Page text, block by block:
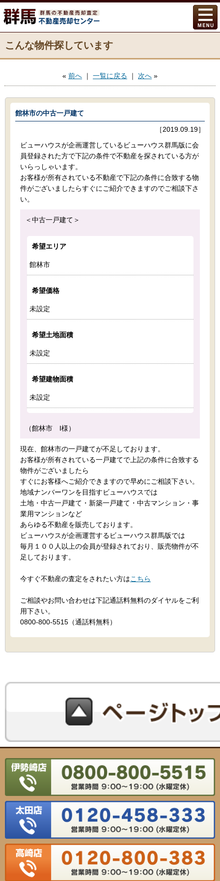
こんな物件探しています
« 前へ ｜ 一覧に戻る ｜ 次へ »
館林市の中古一戸建て
［2019.09.19］
ビューハウスが企画運営しているビューハウス群馬版に会
員登録された方で下記の条件で不動産を探されている方が
いらっしゃいます。
お客様が所有されている不動産で下記の条件に合致する物
件がございましたらすぐにご紹介できますのでご相談下さ
い。
＜中古一戸建て＞
希望エリア
館林市
希望価格
未設定
希望土地面積
未設定
希望建物面積
未設定
（館林市 I様）
現在、館林市の一戸建てが不足しております。
お客様が所有されている一戸建てで上記の条件に合致する
物件がございましたら
すぐにお客様へご紹介できますので早めにご相談下さい。
地域ナンバーワンを目指すビューハウスでは
土地・中古一戸建て・新築一戸建て・中古マンション・事
業用マンションなど
あらゆる不動産を販売しております。
ビューハウスが企画運営するビューハウス群馬版では
毎月１００人以上の会員が登録されており、販売物件が不
足しております。
今すぐ不動産の査定をされたい方はこちら
ご相談やお問い合わせは下記通話料無料のダイヤルをご利
用下さい。
0800-800-5515（通話料無料）